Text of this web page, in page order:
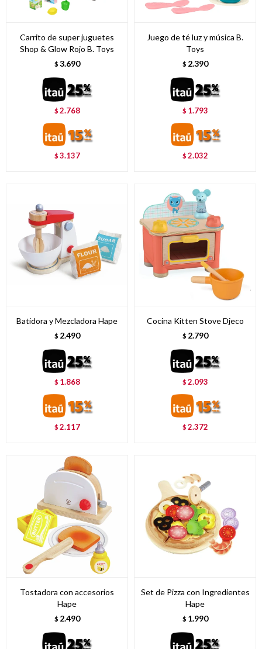
Carrito de super juguetes
Shop & Glow Rojo B. Toys
$ 3.690
$2.768
$3.137
Juego de té luz y música B.
Toys
$ 2.390
$ 1.793
$2.032
Batidora y Mezcladora Hape
$ 2.490
$ 1.868
$2.117
Cocina Kitten Stove Djeco
$ 2.790
$2.093
$2.372
Tostadora con accesorios
Hape
$ 2.490
Set de Pizza con Ingredientes
Hape
$ 1.990